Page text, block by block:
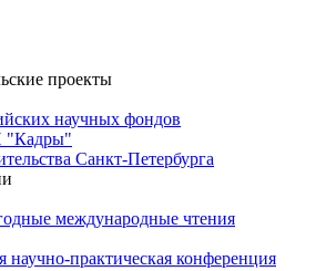
проекты
научных фондов
"Кадры"
Санкт-Петербурга
международные чтения
научно-практическая конференция